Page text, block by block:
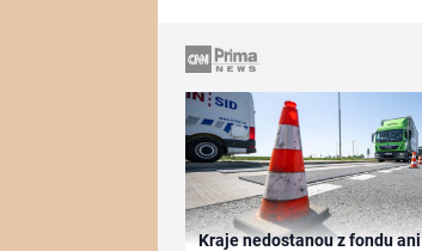
Kraje nedostanou z fondu ani